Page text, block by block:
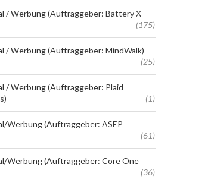
/ Werbung (Auftraggeber: Battery X
(175)
/ Werbung (Auftraggeber: MindWalk)
(25)
/ Werbung (Auftraggeber: Plaid
(1)
Werbung (Auftraggeber: ASEP
(61)
Werbung (Auftraggeber: Core One
(36)